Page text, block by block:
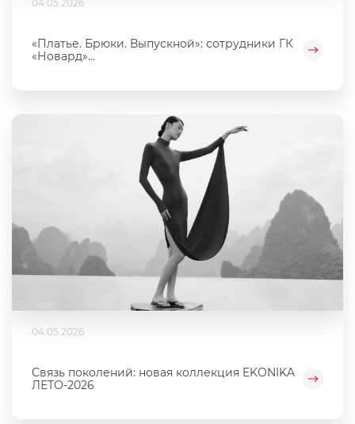
04.05.2026
«Платье. Брюки. Выпускной»: сотрудники ГК
«Новард»...
04.05.2026
Связь поколений: новая коллекция EKONIKA
ЛЕТО-2026